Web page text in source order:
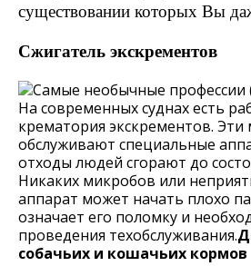
существовании которых Вы
Сжигатель экскрементов
На современных суднах есть
крематория экскрементов. Эти
обслуживают специальные
отходы людей сгорают до
Никаких микробов или
аппарат может начать плохо
означает его поломку и
проведения техобслуживания.
собачьих и кошачьих кормов